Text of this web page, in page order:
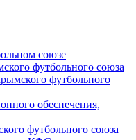
союзе
футбольного союза
футбольного
обеспечения,
футбольного союза